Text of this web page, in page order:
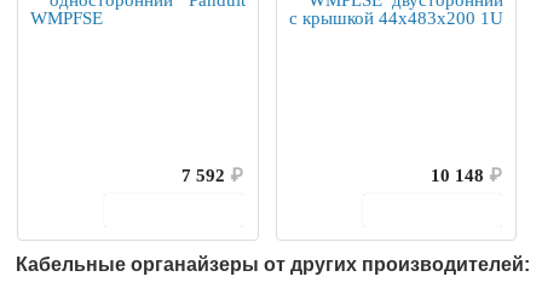
7 592 ₽
10 148 ₽
Кабельные органайзеры от других производителей: